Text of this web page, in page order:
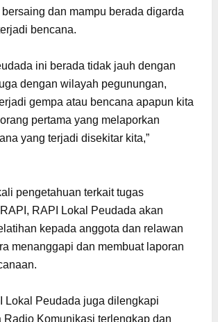
dan mampu berada digarda
bencana.
ini berada tidak jauh dengan
dengan wilayah pegunungan,
gempa atau bencana apapun kita
pertama yang melaporkan
yang terjadi disekitar kita,”
pengetahuan terkait tugas
RAPI Lokal Peudada akan
kepada anggota dan relawan
menanggapi dan membuat laporan
Lokal Peudada juga dilengkapi
Radio Komunikasi terlengkap dan